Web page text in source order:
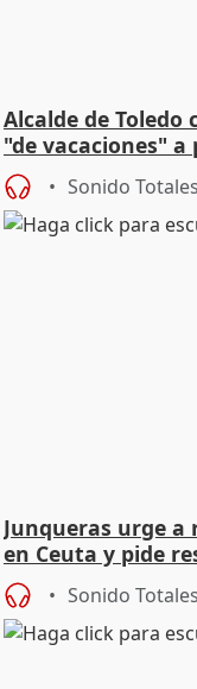
Alcalde de Toledo
"de vacaciones"
Sonido Totales
Junqueras urge
en Ceuta y pide
Sonido Totales